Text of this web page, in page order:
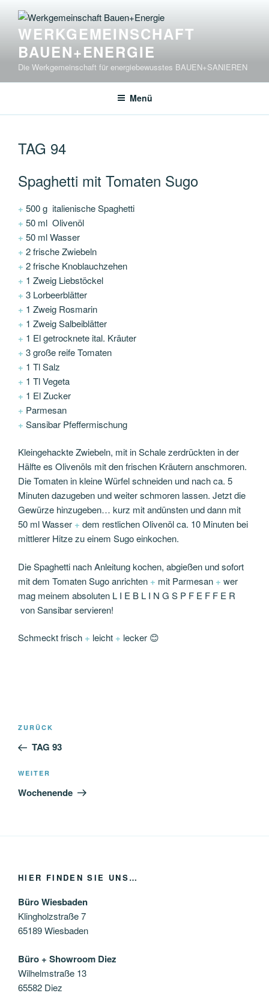
Inhalt
springenWERKGEMEINSCHAFT
BAUEN+ENERGIE
Die Werkgemeinschaft für energiebewusstes BAUEN+SANIEREN
Menü
TAG 94
Spaghetti mit Tomaten Sugo
+ 500 g italienische Spaghetti
+ 50 ml Olivenöl
+ 50 ml Wasser
+ 2 frische Zwiebeln
+ 2 frische Knoblauchzehen
+ 1 Zweig Liebstöckel
+ 3 Lorbeerblätter
+ 1 Zweig Rosmarin
+ 1 Zweig Salbeiblätter
+ 1 El getrocknete ital. Kräuter
+ 3 große reife Tomaten
+ 1 Tl Salz
+ 1 Tl Vegeta
+ 1 El Zucker
+ Parmesan
+ Sansibar Pfeffermischung
Kleingehackte Zwiebeln, mit in Schale zerdrückten in der
Hälfte es Olivenöls mit den frischen Kräutern anschmoren.
Die Tomaten in kleine Würfel schneiden und nach ca. 5
Minuten dazugeben und weiter schmoren lassen. Jetzt die
Gewürze hinzugeben… kurz mit andünsten und dann mit
50 ml Wasser + dem restlichen Olivenöl ca. 10 Minuten bei
mittlerer Hitze zu einem Sugo einkochen.
Die Spaghetti nach Anleitung kochen, abgießen und sofort
mit dem Tomaten Sugo anrichten + mit Parmesan + wer
mag meinem absoluten L I E B L I N G S P F E F F E R
von Sansibar servieren!
Schmeckt frisch + leicht + lecker 😊
Beitragsnavigation
Vorheriger
Beitrag
ZURÜCK
TAG 93
Nächster
Beitrag
WEITER
Wochenende
HIER FINDEN SIE UNS…
Büro Wiesbaden
Klingholzstraße 7
65189 Wiesbaden
Büro + Showroom Diez
Wilhelmstraße 13
65582 Diez